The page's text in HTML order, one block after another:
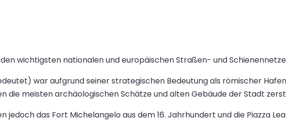
wichtigsten nationalen und europäischen Straßen- und
war aufgrund seiner strategischen Bedeutung als römischer
die meisten archäologischen Schätze und alten Gebäude der Stadt
jedoch das Fort Michelangelo aus dem 16. Jahrhundert und die Piazza